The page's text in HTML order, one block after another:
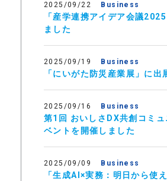
2025/09/22 Business
「産学連携アイデア会議
ました
2025/09/19 Business
「にいがた防災産業展」に出
2025/09/16 Business
第1回 おいしさDX共創コミュ
ベントを開催しました
2025/09/09 Business
「生成AI×実務：明日から使